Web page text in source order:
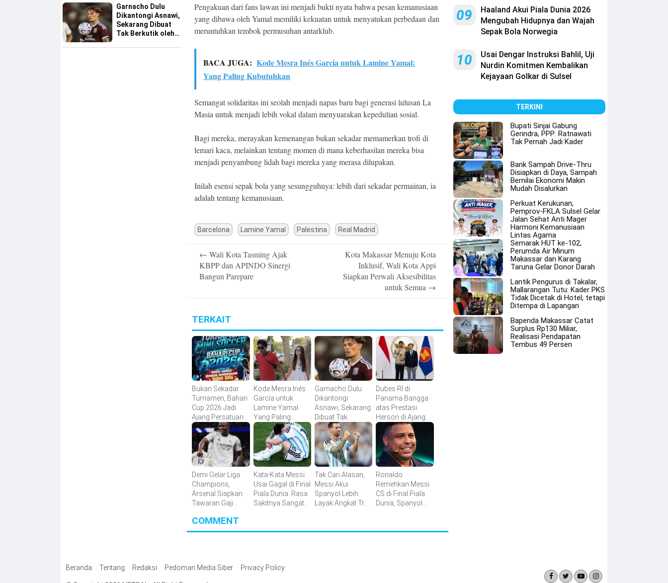
Garnacho Dulu
Dikantongi Asnawi,
Sekarang Dibuat
Tak Berkutik oleh
Pengakuan dari fans lawan ini menjadi bukti nyata bahwa pesan kemanusiaan
yang dibawa oleh Yamal memiliki kekuatan untuk menyatukan perbedaan dan
meruntuhkan tembok permusuhan antarklub.
BACA JUGA: Kode Mesra Inés García untuk Lamine Yamal:
Yang Paling Kubutuhkan
Semangat solidaritas ini seolah menjadi napas baru bagi generasi lulusan La
Masia untuk menjadi lebih vokal dalam menyuarakan kepedulian sosial.
Bagi mereka, merayakan kemenangan bukan sekadar memamerkan trofi di
lemari kaca, melainkan tentang momen di mana keberhasilan mereka bisa
menjadi penyambung lidah bagi mereka yang merasa dilupakan.
Inilah esensi sepak bola yang sesungguhnya: lebih dari sekadar permainan, ia
adalah tentang kemanusiaan.
Barcelona Lamine Yamal Palestina Real Madrid
navigation
← Wali Kota Tasming Ajak
KBPP dan APINDO Sinergi
Bangun Parepare
Kota Makassar Menuju Kota
Inklusif, Wali Kota Appi
Siapkan Perwali Aksesibilitas
untuk Semua →
TERKAIT
Bukan Sekadar
Turnamen, Bahari
Cup 2026 Jadi
Ajang Persatuan
dan Pencarian
Bakat Sepak Bola
Sinjai
Kode Mesra Inés
García untuk
Lamine Yamal:
Yang Paling
Kubutuhkan
Garnacho Dulu
Dikantongi
Asnawi, Sekarang
Dibuat Tak
Berkutik oleh
Indonesia All Star
Dubes RI di
Panama Bangga
atas Prestasi
Herson di Ajang
Kompetisi Dunia
Demi Gelar Liga
Champions,
Arsenal Siapkan
Tawaran Gaji
Sepanjang
Sejarah Klub
Kata-Kata Messi
Usai Gagal di Final
Piala Dunia: Rasa
Sakitnya Sangat
Tak Cari Alasan,
Messi Akui
Spanyol Lebih
Layak Angkat Trofi
Ronaldo
Remehkan Messi
CS di Final Piala
Dunia, Spanyol
Lawan Argentina
COMMENT
09
Haaland Akui Piala Dunia 2026
Mengubah Hidupnya dan Wajah
Sepak Bola Norwegia
10
Usai Dengar Instruksi Bahlil, Uji
Nurdin Komitmen Kembalikan
Kejayaan Golkar di Sulsel
TERKINI
Bupati Sinjai Gabung
Gerindra, PPP: Ratnawati
Tak Pernah Jadi Kader
Bank Sampah Drive-Thru
Disiapkan di Daya, Sampah
Bernilai Ekonomi Makin
Mudah Disalurkan
Perkuat Kerukunan,
Pemprov-FKLA Sulsel Gelar
Jalan Sehat Anti Mager
Harmoni Kemanusiaan
Lintas Agama
Semarak HUT ke-102,
Perumda Air Minum
Makassar dan Karang
Taruna Gelar Donor Darah
Lantik Pengurus di Takalar,
Mallarangan Tutu: Kader PKS
Tidak Dicetak di Hotel, tetapi
Ditempa di Lapangan
Bapenda Makassar Catat
Surplus Rp130 Miliar,
Realisasi Pendapatan
Tembus 49 Persen
Beranda Tentang Redaksi Pedoman Media Siber Privacy Policy